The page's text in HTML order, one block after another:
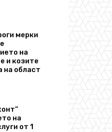
мерки
на
и козите
на област
на
от 1